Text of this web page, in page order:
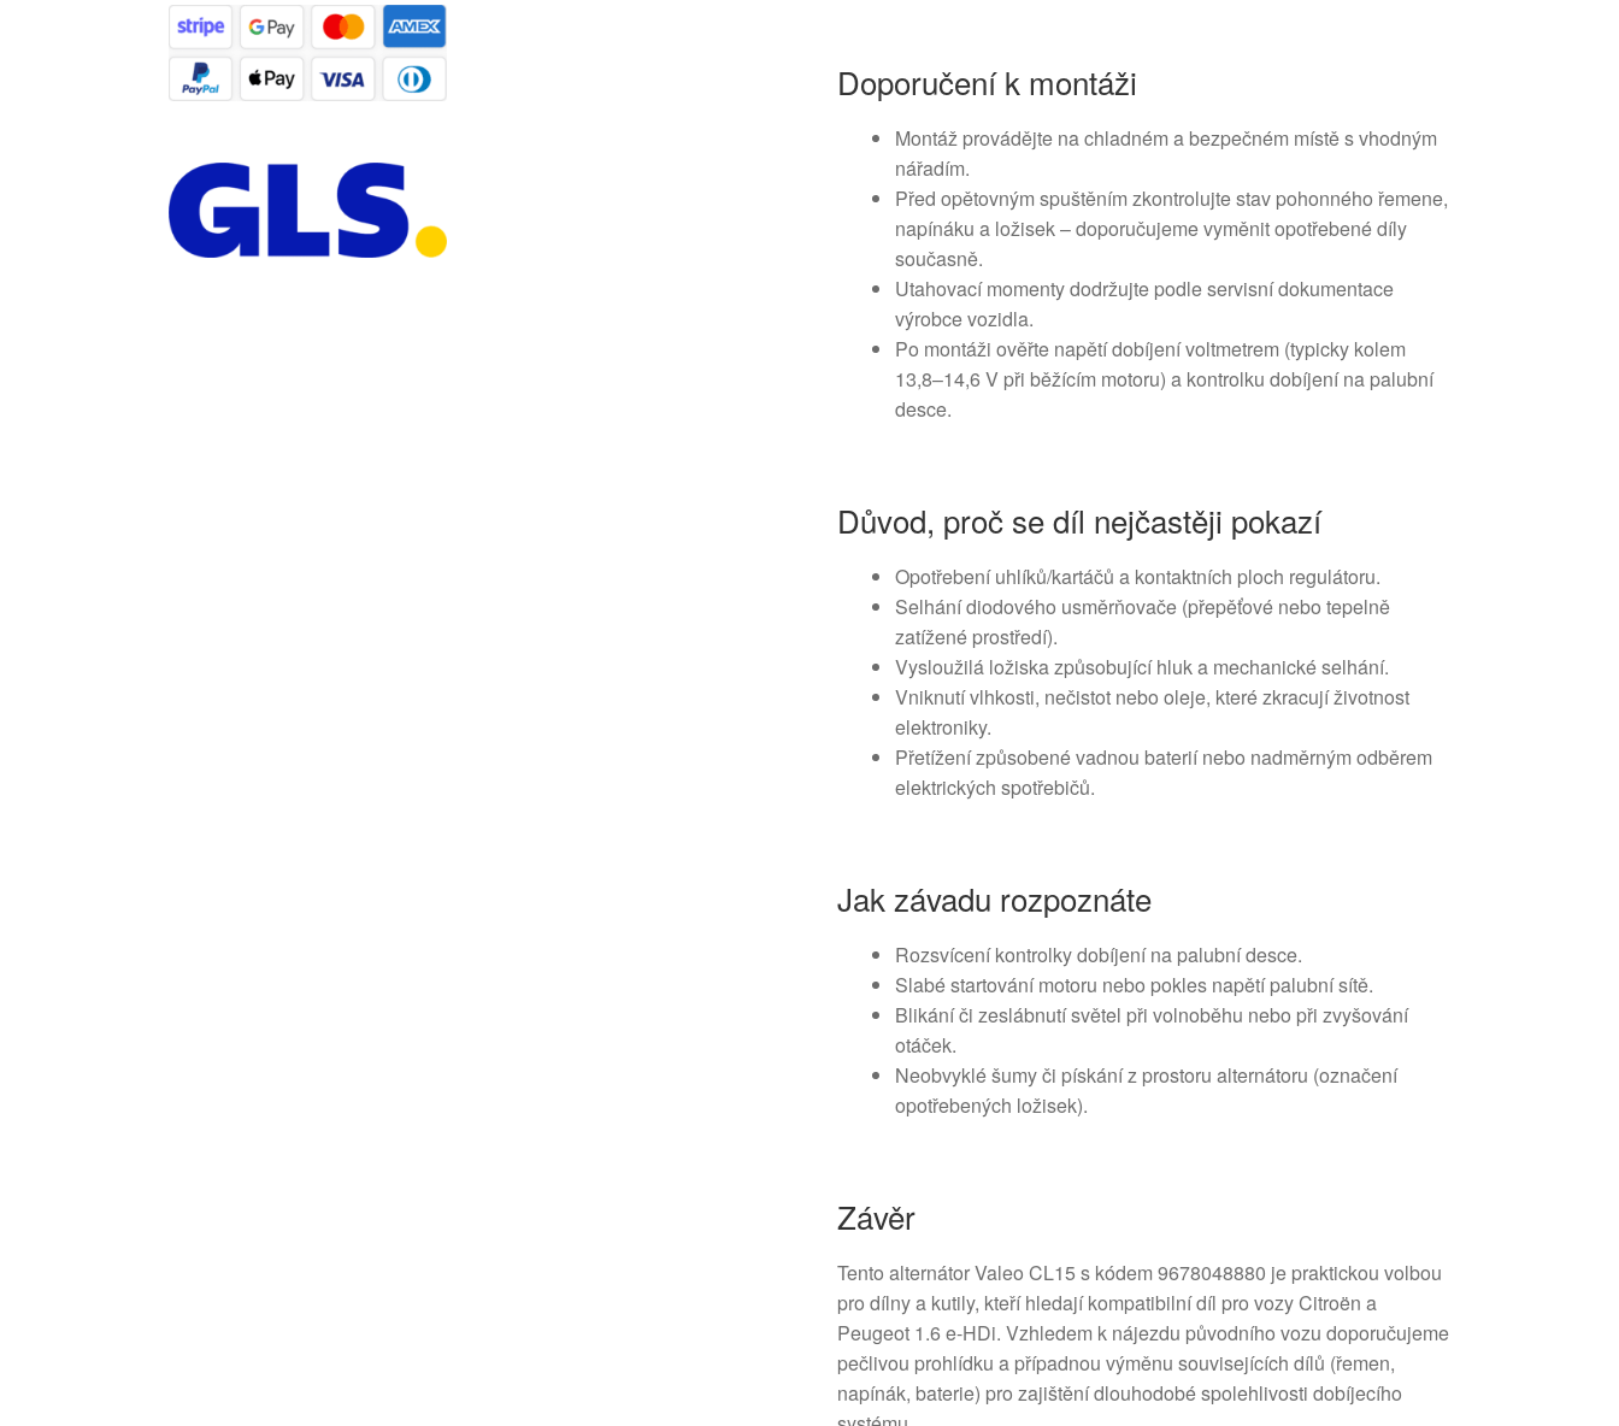
Doporučení k montáži
Montáž provádějte na chladném a bezpečném místě s vhodným
nářadím.
Před opětovným spuštěním zkontrolujte stav pohonného řemene,
napínáku a ložisek – doporučujeme vyměnit opotřebené díly
současně.
Utahovací momenty dodržujte podle servisní dokumentace
výrobce vozidla.
Po montáži ověřte napětí dobíjení voltmetrem (typicky kolem
13,8–14,6 V při běžícím motoru) a kontrolku dobíjení na palubní
desce.
Důvod, proč se díl nejčastěji pokazí
Opotřebení uhlíků/kartáčů a kontaktních ploch regulátoru.
Selhání diodového usměrňovače (přepěťové nebo tepelně
zatížené prostředí).
Vysloužilá ložiska způsobující hluk a mechanické selhání.
Vniknutí vlhkosti, nečistot nebo oleje, které zkracují životnost
elektroniky.
Přetížení způsobené vadnou baterií nebo nadměrným odběrem
elektrických spotřebičů.
Jak závadu rozpoznáte
Rozsvícení kontrolky dobíjení na palubní desce.
Slabé startování motoru nebo pokles napětí palubní sítě.
Blikání či zeslábnutí světel při volnoběhu nebo při zvyšování
otáček.
Neobvyklé šumy či pískání z prostoru alternátoru (označení
opotřebených ložisek).
Závěr
Tento alternátor Valeo CL15 s kódem 9678048880 je praktickou volbou
pro dílny a kutily, kteří hledají kompatibilní díl pro vozy Citroën a
Peugeot 1.6 e-HDi. Vzhledem k nájezdu původního vozu doporučujeme
pečlivou prohlídku a případnou výměnu souvisejících dílů (řemen,
napínák, baterie) pro zajištění dlouhodobé spolehlivosti dobíjecího